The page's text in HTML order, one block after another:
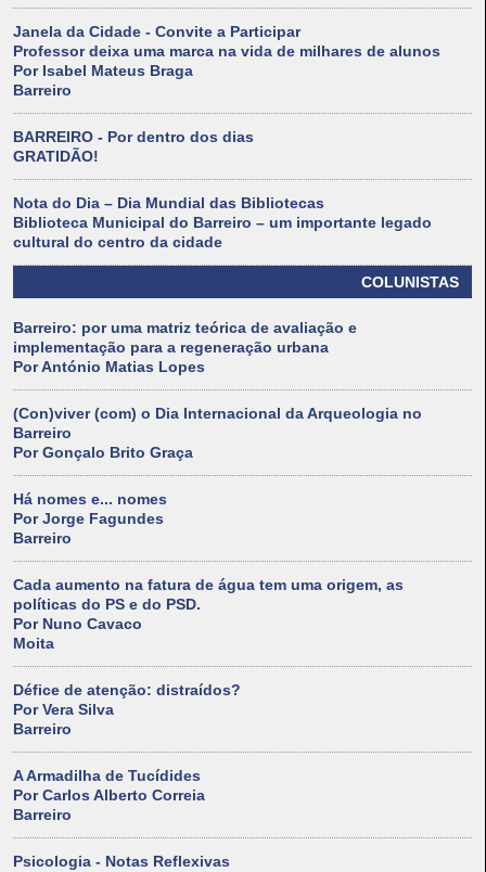
Janela da Cidade - Convite a Participar
Professor deixa uma marca na vida de milhares de alunos
Por Isabel Mateus Braga
Barreiro
BARREIRO - Por dentro dos dias
GRATIDÃO!
Nota do Dia – Dia Mundial das Bibliotecas
Biblioteca Municipal do Barreiro – um importante legado
cultural do centro da cidade
COLUNISTAS
Barreiro: por uma matriz teórica de avaliação e
implementação para a regeneração urbana
Por António Matias Lopes
(Con)viver (com) o Dia Internacional da Arqueologia no
Barreiro
Por Gonçalo Brito Graça
Há nomes e... nomes
Por Jorge Fagundes
Barreiro
Cada aumento na fatura de água tem uma origem, as
políticas do PS e do PSD.
Por Nuno Cavaco
Moita
Défice de atenção: distraídos?
Por Vera Silva
Barreiro
A Armadilha de Tucídides
Por Carlos Alberto Correia
Barreiro
Psicologia - Notas Reflexivas